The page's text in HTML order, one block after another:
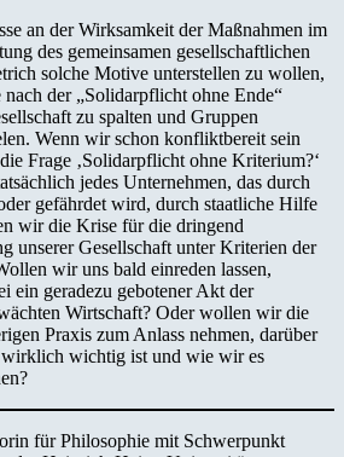
an der Wirksamkeit der Maßnahmen im
des gemeinsamen gesellschaftlichen
solche Motive unterstellen zu wollen,
der „Solidarpflicht ohne Ende“
zu spalten und Gruppen
Wenn wir schon konfliktbereit sein
Frage ‚Solidarpflicht ohne Kriterium?‘
jedes Unternehmen, das durch
gefährdet wird, durch staatliche Hilfe
wir die Krise für die dringend
unserer Gesellschaft unter Kriterien der
wir uns bald einreden lassen,
ein geradezu gebotener Akt der
Wirtschaft? Oder wollen wir die
Praxis zum Anlass nehmen, darüber
wirklich wichtig ist und wie wir es
für Philosophie mit Schwerpunkt